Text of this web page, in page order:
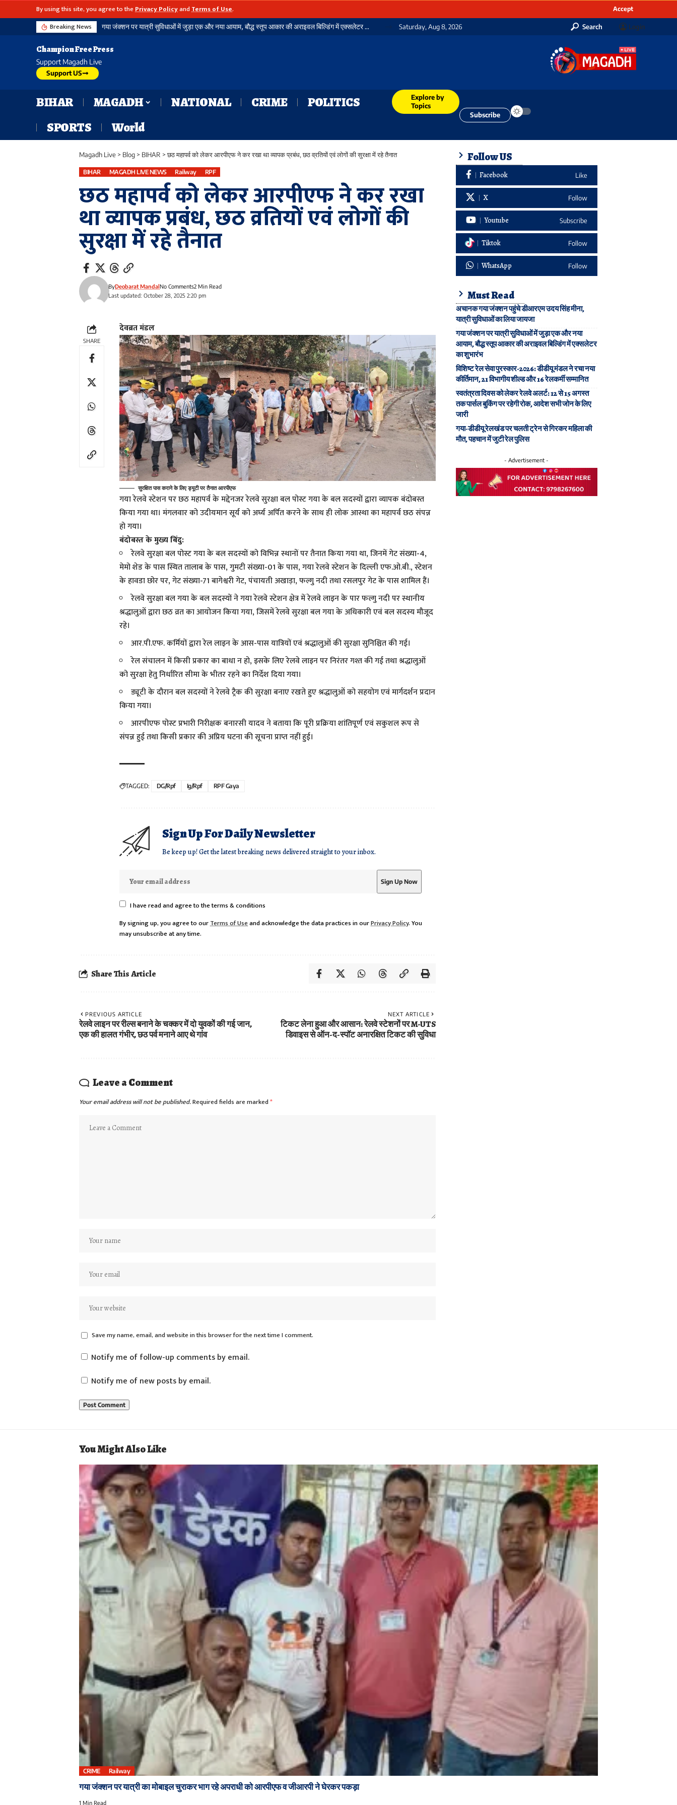
By using this site, you agree to thePrivacy PolicyandTerms of Use. Accept
Breaking News
गया जंक्शन पर यात्री सुविधाओं में जुड़ा एक और नया आयाम, बौद्ध स्तूप आकार की अराइवल बिल्डिंग में एक्सलेटर का शुभारंभ विशिष्ट रेल सेवा पुरस्कार-2026: डीडीयू मंडल ने रचा नया कीर्तिमान, 21 विभागीय शील्ड और 16 रेलकर्मी सम्मानित Saturday, Aug 8, 2026 Search Login
Champion Free Press
Support Magadh Live
Support US
BIHAR MAGADH NATIONAL CRIME
POLITICS
SPORTS
World
Explore by
Topics
Subscribe
Magadh Live > Blog > BIHAR >छठ महापर्व को लेकर आरपीएफ ने कर रखा था व्यापक प्रबंध, छठ व्रतियों एवं लोगों की सुरक्षा में रहे तैनात
BIHAR MAGADH LIVE NEWS Railway RPF
छठ महापर्व को लेकर आरपीएफ ने कर रखा
था व्यापक प्रबंध, छठ व्रतियों एवं लोगों की
सुरक्षा में रहे तैनात
Last updated: October 28, 2025 2:20 pm
ByDeobarat MandalNo Comments2 Min Read
SHARE
देवब्रत मंडल
सुरक्षित पास कराने के लिए ड्यूटी पर तैनात आरपीएफ
गया रेलवे स्टेशन पर छठ महापर्व के मद्देनजर रेलवे सुरक्षा बल पोस्ट गया के बल सदस्यों द्वारा व्यापक बंदोबस्त
किया गया था। मंगलवार को उदीयमान सूर्य को अर्घ्य अर्पित करने के साथ ही लोक आस्था का महापर्व छठ संपन्न
हो गया।
बंदोबस्त के मुख्य बिंदु:
रेलवे सुरक्षा बल पोस्ट गया के बल सदस्यों को विभिन्न स्थानों पर तैनात किया गया था, जिनमें गेट संख्या-4,
मेमो शेड के पास स्थित तालाब के पास, गुमटी संख्या-01 के पास, गया रेलवे स्टेशन के दिल्ली एफ.ओ.बी., स्टेशन
के हावडा छोर पर, गेट संख्या-71 बागेश्वरी गेट, पंचायती अखाड़ा, फल्गु नदी तथा रसलपुर गेट के पास शामिल हैं।
रेलवे सुरक्षा बल गया के बल सदस्यों ने गया रेलवे स्टेशन क्षेत्र में रेलवे लाइन के पार फल्गु नदी पर स्थानीय
श्रद्धालुओं द्वारा छठ व्रत का आयोजन किया गया, जिसमें रेलवे सुरक्षा बल गया के अधिकारी एवं बल सदस्य मौजूद
रहे।
आर.पी.एफ. कर्मियों द्वारा रेल लाइन के आस-पास यात्रियों एवं श्रद्धालुओं की सुरक्षा सुनिश्चित की गई।
रेल संचालन में किसी प्रकार का बाधा न हो, इसके लिए रेलवे लाइन पर निरंतर गश्त की गई तथा श्रद्धालुओं
को सुरक्षा हेतु निर्धारित सीमा के भीतर रहने का निर्देश दिया गया।
ड्यूटी के दौरान बल सदस्यों ने रेलवे ट्रैक की सुरक्षा बनाए रखते हुए श्रद्धालुओं को सहयोग एवं मार्गदर्शन प्रदान
किया गया।
आरपीएफ पोस्ट प्रभारी निरीक्षक बनारसी यादव ने बताया कि पूरी प्रक्रिया शांतिपूर्ण एवं सकुशल रूप से
संपन्न हुई तथा किसी प्रकार की अप्रिय घटना की सूचना प्राप्त नहीं हुई।
TAGGED: DG/Rpf Ig/rpf RPF Gaya
Sign Up For Daily Newsletter
Be keep up! Get the latest breaking news delivered straight to your inbox.
I have read and agree to the terms & conditions
By signing up, you agree to ourTerms of Useand acknowledge the data practices in ourPrivacy Policy. You
may unsubscribe at any time.
Share This Article
PREVIOUS ARTICLE
रेलवे लाइन पर रील्स बनाने के चक्कर में दो युवकों की गई जान,
एक की हालत गंभीर, छठ पर्व मनाने आए थे गांव
NEXT ARTICLE
टिकट लेना हुआ और आसान: रेलवे स्टेशनों पर M-UTS
डिवाइस से ऑन-द-स्पॉट अनारक्षित टिकट की सुविधा
Leave a Comment
Your email address will not be published.Required fields are marked*
Save my name, email, and website in this browser for the next time I comment.
Notify me of follow-up comments by email.
Notify me of new posts by email.
Follow US
Facebook Like
X Follow
Youtube Subscribe
Tiktok Follow
WhatsApp Follow
Must Read
अचानक गया जंक्शन पहुंचे डीआरएम उदय सिंह मीना,
यात्री सुविधाओं का लिया जायजा
गया जंक्शन पर यात्री सुविधाओं में जुड़ा एक और नया
आयाम, बौद्ध स्तूप आकार की अराइवल बिल्डिंग में एक्सलेटर
का शुभारंभ
विशिष्ट रेल सेवा पुरस्कार-2026: डीडीयू मंडल ने रचा नया
कीर्तिमान, 21 विभागीय शील्ड और 16 रेलकर्मी सम्मानित
स्वतंत्रता दिवस को लेकर रेलवे अलर्ट: 12 से 15 अगस्त
तक पार्सल बुकिंग पर रहेगी रोक, आदेश सभी जोन के लिए
जारी
गया-डीडीयू रेलखंड पर चलती ट्रेन से गिरकर महिला की
मौत, पहचान में जुटी रेल पुलिस
- Advertisement -
You Might Also Like
CRIME Railway
गया जंक्शन पर यात्री का मोबाइल चुराकर भाग रहे अपराधी को आरपीएफ व जीआरपी ने घेरकर पकड़ा
1 Min Read